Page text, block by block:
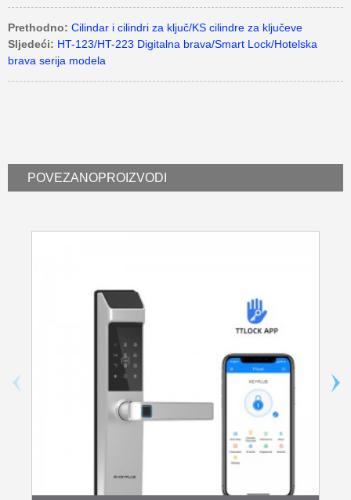
Prethodno: Cilindar i cilindri za ključ/KS cilindre za ključeve
Sljedeći: HT-123/HT-223 Digitalna brava/Smart Lock/Hotelska
brava serija modela
POVEZANOPROIZVODI